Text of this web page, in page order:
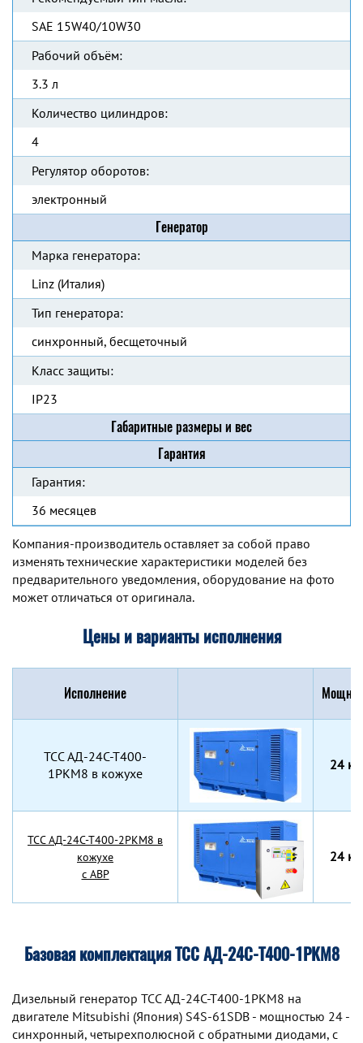
SAE 15W40/10W30
Рабочий объём:
3.3 л
Количество цилиндров:
4
Регулятор оборотов:
электронный
Генератор
Марка генератора:
Linz (Италия)
Тип генератора:
синхронный, бесщеточный
Класс защиты:
IP23
Габаритные размеры и вес
Гарантия
Гарантия:
36 месяцев
Компания-производитель оставляет за собой право
изменять технические характеристики моделей без
предварительного уведомления, оборудование на фото
может отличаться от оригинала.
Цены и варианты исполнения
Исполнение
TCC АД-24С-Т400-
1РКМ8 в кожухе
24
TCC АД-24С-Т400-2РКМ8 в
кожухе
с АВР
24
Базовая комплектация ТСС АД-24С-Т400-1РКМ8
Дизельный генератор TCC АД-24С-Т400-1РКМ8 на
двигателе Mitsubishi (Япония) S4S-61SDB - мощностью 24 -
синхронный, четырехполюсной с обратными диодами, с